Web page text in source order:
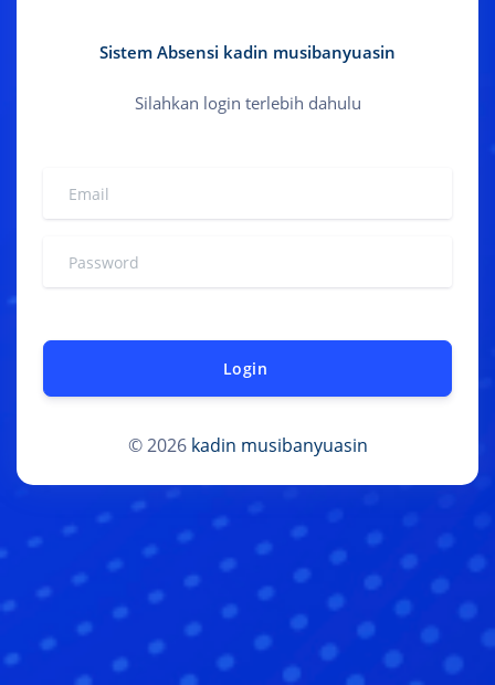
Sistem Absensi kadin musibanyuasin
Silahkan login terlebih dahulu
Login
© 2026 kadin musibanyuasin